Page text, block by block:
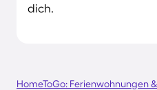
dich.
HomeToGo: Ferienwohnungen